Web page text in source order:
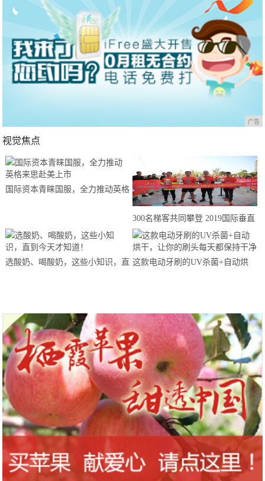
广告
视觉焦点
国际资本青睐国服，全力推动英格
300名梯客共同攀登 2019国际垂直
马拉松超级精英赛顺德海骏达中心
站欢乐开跑
选酸奶、喝酸奶，这些小知识，直 这款电动牙刷的UV杀菌+自动烘